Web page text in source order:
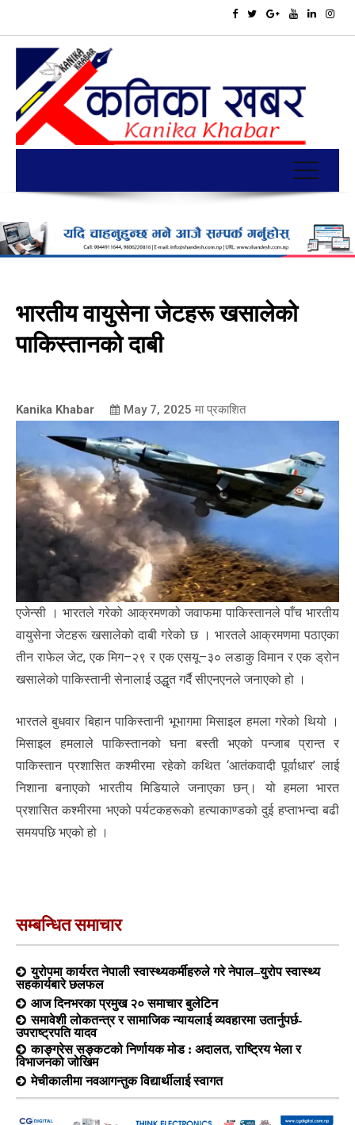
भारतीय वायुसेना जेटहरू खसालेको
पाकिस्तानको दाबी
Kanika Khabar May 7, 2025 मा प्रकाशित
एजेन्सी । भारतले गरेको आक्रमणको जवाफमा पाकिस्तानले पाँच भारतीय
वायुसेना जेटहरू खसालेको दाबी गरेको छ । भारतले आक्रमणमा पठाएका
तीन राफेल जेट, एक मिग–२९ र एक एसयू–३० लडाकु विमान र एक ड्रोन
खसालेको पाकिस्तानी सेनालाई उद्धृत गर्दै सीएनएनले जनाएको हो ।
भारतले बुधवार बिहान पाकिस्तानी भूभागमा मिसाइल हमला गरेको थियो ।
मिसाइल हमलाले पाकिस्तानको घना बस्ती भएको पन्जाब प्रान्त र
पाकिस्तान प्रशासित कश्मीरमा रहेको कथित ‘आतंकवादी पूर्वाधार’ लाई
निशाना बनाएको भारतीय मिडियाले जनाएका छन्। यो हमला भारत
प्रशासित कश्मीरमा भएको पर्यटकहरूको हत्याकाण्डको दुई हप्ताभन्दा बढी
समयपछि भएको हो ।
सम्बन्धित समाचार
युरोपमा कार्यरत नेपाली स्वास्थ्यकर्मीहरुले गरे नेपाल–युरोप स्वास्थ्य
सहकार्यबारे छलफल
आज दिनभरका प्रमुख २० समाचार बुलेटिन
समावेशी लोकतन्त्र र सामाजिक न्यायलाई व्यवहारमा उतार्नुपर्छ-
उपराष्ट्रपति यादव
काङ्ग्रेस सङ्कटको निर्णायक मोड : अदालत, राष्ट्रिय भेला र
विभाजनको जोखिम
मेचीकालीमा नवआगन्तुक विद्यार्थीलाई स्वागत